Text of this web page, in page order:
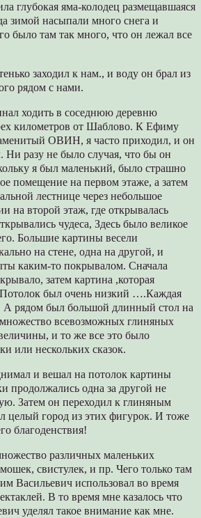
глубокая яма-колодец размещавшаяся
зимой насыпали много снега и
было там так много, что он лежал все
заходил к нам., и воду он брал из
рядом с нами.
ходить в соседнюю деревню
километров от Шаблово. К Ефиму
ОВИН, я часто приходил, и он
Ни разу не было случая, что бы он
я был маленький, было страшно
помещение на первом этаже, а затем
лестнице через небольшое
на второй этаж, где открывалась
чудеса, Здесь было великое
Большие картины весели
на стене, одна на другой, и
каким-то покрывалом. Сначала
затем картина ,которая
Потолок был очень низкий ….Каждая
А рядом был большой длинный стол на
всевозможных глиняных
и то же все это было
или нескольких сказок.
и вешал на потолок картины
продолжались одна за другой не
Затем он переходил к глиняным
целый город из этих фигурок. И тоже
благоденствия!
различных маленьких
свистулек, и пр. Чего только там
Васильевич использовал во время
В то время мне казалось что
уделял такое внимание как мне.